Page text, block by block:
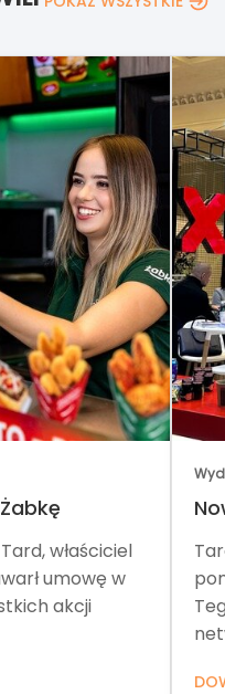
właściciel
umowę w
akcji